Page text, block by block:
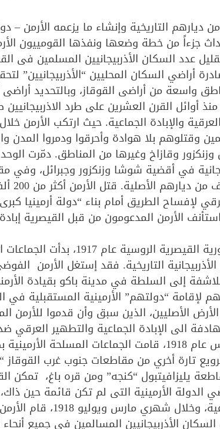
ديارهم التاريخية وإنشاء ما يزعمه الأرمن –
جزءاً من خطة وضعها ونفذها القومييون
عدد السكان الأذربيجانيين المسلمين
أراضي السكان المحليين “الأذربيجانيين”
واسعة من أراضى القوقاز، وبالتحديد أراضى
منذ أوائل القرن العشرين على طرد
وقتلوهم بلا هوادة وأحرقوا ودمروا
في أقضية شوشا وزنكزور وجبرائل، وفي
لإفساح الطريق أمام بناء “دولة أرمينيا
الأرمن المدعومون من قبل القيصرية إبادة
ومع انهيار الإمبراطورية
التاريخية. فقد إستغل الأرمن
إلى السلطة في مدينة باكو بقيادة
“دولتهم” الأرمينية المستقبلية في
الأرض الأصليين، الذين سبق وأن قدموا للأرمن
الى الإبادة الجماعية والتطهير العرقي ضد
ابتداءا من شهر مارس عام 1918، قامت الجماعات
تارة أخري من مقاطعات جنوب غرب القوقاز
يليزافيتبول “كنجه” ومن قره باغ، تمكن
الدولة الأرمينية التى لم تكن قائمة حين
أفظع المذابح